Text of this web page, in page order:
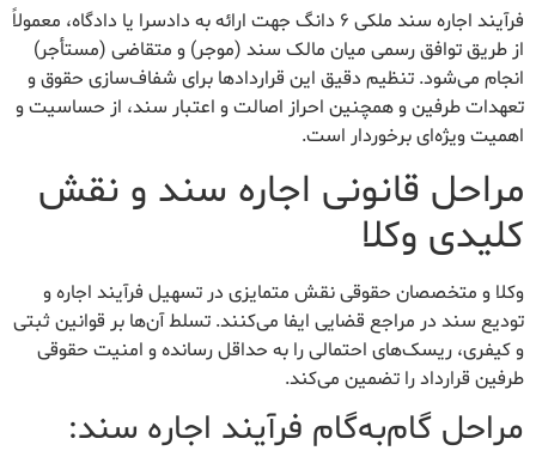
فرآیند اجاره سند ملکی ۶ دانگ جهت ارائه به دادسرا یا دادگاه، معمولاً
از طریق توافق رسمی میان مالک سند (موجر) و متقاضی (مستأجر)
انجام می‌شود. تنظیم دقیق این قراردادها برای شفاف‌سازی حقوق و
تعهدات طرفین و همچنین احراز اصالت و اعتبار سند، از حساسیت و
اهمیت ویژه‌ای برخوردار است.
مراحل قانونی اجاره سند و نقش
کلیدی وکلا
وکلا و متخصصان حقوقی نقش متمایزی در تسهیل فرآیند اجاره و
تودیع سند در مراجع قضایی ایفا می‌کنند. تسلط آن‌ها بر قوانین ثبتی
و کیفری، ریسک‌های احتمالی را به حداقل رسانده و امنیت حقوقی
طرفین قرارداد را تضمین می‌کند.
مراحل گام‌به‌گام فرآیند اجاره سند: